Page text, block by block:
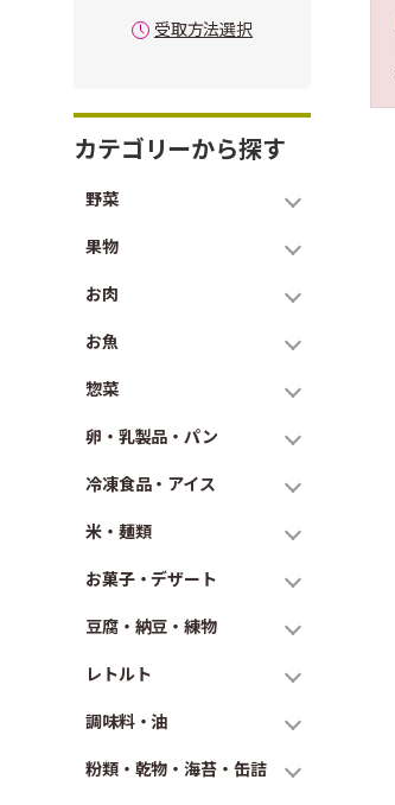
受取方法選択
カテゴリーから探す
野菜
果物
お肉
お魚
惣菜
卵・乳製品・パン
冷凍食品・アイス
米・麺類
お菓子・デザート
豆腐・納豆・練物
レトルト
調味料・油
粉類・乾物・海苔・缶詰